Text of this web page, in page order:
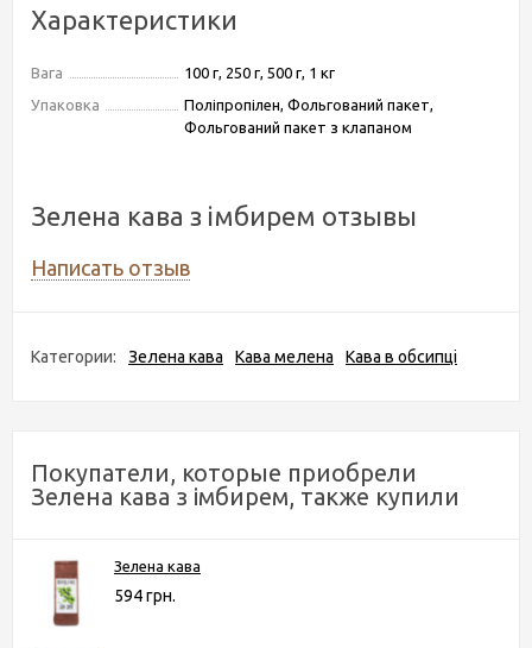
Характеристики
Вага
100 г, 250 г, 500 г, 1 кг
Упаковка
Поліпропілен, Фольгований пакет,
Фольгований пакет з клапаном
Зелена кава з імбирем отзывы
Написать отзыв
Категории: Зелена кава Кава мелена Кава в обсипці
Покупатели, которые приобрели
Зелена кава з імбирем, также купили
Зелена кава
594 грн.